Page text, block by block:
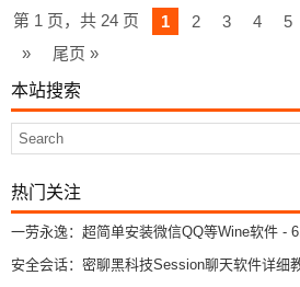
第 1 页，共 24 页 1 2 3 4 5
»
尾页 »
本站搜索
热门关注
一劳永逸：超简单安装微信QQ等Wine软件 -
安全会话：密聊黑科技Session聊天软件详细